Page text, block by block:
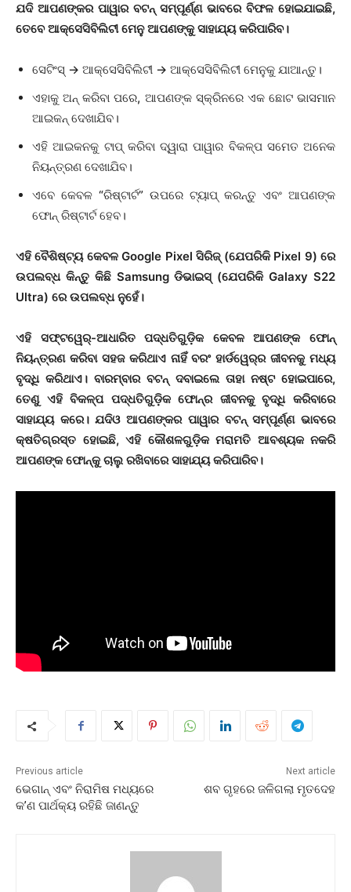
ଯଦି ଆପଣଙ୍କର ପାୱାର ବଟନ୍ ସମ୍ପୂର୍ଣ୍ଣ ଭାବରେ ବିଫଳ ହୋଇଯାଇଛି,
ତେବେ ଆକ୍ସେସିବିଲିଟୀ ମେନୁ ଆପଣଙ୍କୁ ସାହାଯ୍ୟ କରିପାରିବ।
ସେଟିଂସ୍ → ଆକ୍ସେସିବିଲିଟୀ → ଆକ୍ସେସିବିଲିଟୀ ମେନୁକୁ ଯାଆନ୍ତୁ।
ଏହାକୁ ଅନ୍ କରିବା ପରେ, ଆପଣଙ୍କ ସ୍କ୍ରିନରେ ଏକ ଛୋଟ ଭାସମାନ
ଆଇକନ୍ ଦେଖାଯିବ।
ଏହି ଆଇକନକୁ ଟାପ୍ କରିବା ଦ୍ୱାରା ପାୱାର ବିକଳ୍ପ ସମେତ ଅନେକ
ନିୟନ୍ତ୍ରଣ ଦେଖାଯିବ।
ଏବେ କେବଳ “ରିଷ୍ଟାର୍ଟ” ଉପରେ ଟ୍ୟାପ୍ କରନ୍ତୁ ଏବଂ ଆପଣଙ୍କ
ଫୋନ୍ ରିଷ୍ଟାର୍ଟ ହେବ।
ଏହି ବୈଶିଷ୍ଟ୍ୟ କେବଳ Google Pixel ସିରିଜ୍ (ଯେପରିକି Pixel 9) ରେ
ଉପଲବ୍ଧ କିନ୍ତୁ କିଛି Samsung ଡିଭାଇସ୍ (ଯେପରିକି Galaxy S22
Ultra) ରେ ଉପଲବ୍ଧ ନୁହେଁ।
ଏହି ସଫ୍ଟୱେର୍-ଆଧାରିତ ପଦ୍ଧତିଗୁଡ଼ିକ କେବଳ ଆପଣଙ୍କ ଫୋନ୍
ନିୟନ୍ତ୍ରଣ କରିବା ସହଜ କରିଥାଏ ନାହିଁ ବରଂ ହାର୍ଡୱେର୍‌ର ଜୀବନକୁ ମଧ୍ୟ
ବୃଦ୍ଧି କରିଥାଏ। ବାରମ୍ବାର ବଟନ୍ ଦବାଇଲେ ତାହା ନଷ୍ଟ ହୋଇପାରେ,
ତେଣୁ ଏହି ବିକଳ୍ପ ପଦ୍ଧତିଗୁଡ଼ିକ ଫୋନ୍‌ର ଜୀବନକୁ ବୃଦ୍ଧି କରିବାରେ
ସାହାଯ୍ୟ କରେ। ଯଦିଓ ଆପଣଙ୍କର ପାୱାର ବଟନ୍ ସମ୍ପୂର୍ଣ୍ଣ ଭାବରେ
କ୍ଷତିଗ୍ରସ୍ତ ହୋଇଛି, ଏହି କୌଶଳଗୁଡ଼ିକ ମରାମତି ଆବଶ୍ୟକ ନକରି
ଆପଣଙ୍କ ଫୋନ୍‌କୁ ଚାଲୁ ରଖିବାରେ ସାହାଯ୍ୟ କରିପାରିବ।
Previous article
ଭେଗାନ୍ ଏବଂ ନିରାମିଷ ମଧ୍ୟରେ
କ’ଣ ପାର୍ଥକ୍ୟ ରହିଛି ଜାଣନ୍ତୁ
Next article
ଶବ ଗୃହରେ ଜଳିଗଲା ମୃତଦେହ